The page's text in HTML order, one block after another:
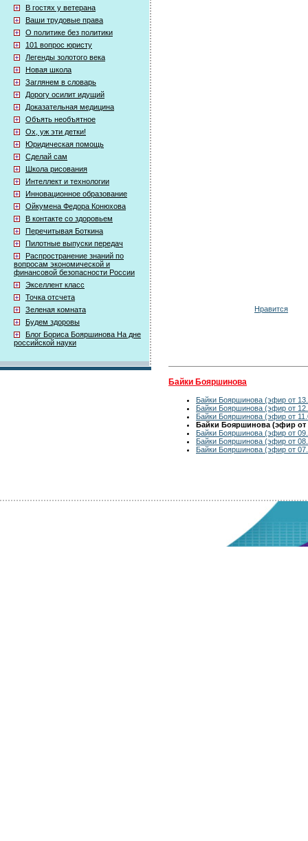
В гостях у ветерана
Ваши трудовые права
О политике без политики
101 вопрос юристу
Легенды золотого века
Новая школа
Заглянем в словарь
Дорогу осилит идущий
Доказательная медицина
Объять необъятное
Ох, уж эти детки!
Юридическая помощь
Сделай сам
Школа рисования
Интеллект и технологии
Инновационное образование
Ойкумена Федора Конюхова
В контакте со здоровьем
Перечитывая Боткина
Пилотные выпуски передач
Распространение знаний по
вопросам экономической и
финансовой безопасности России
Экселлент класс
Точка отсчета
Зеленая комната
Будем здоровы
Блог Бориса Бояршинова На дне
российской науки
Нравится
Байки Бояршинова
Байки Бояршинова (эфир от
Байки Бояршинова (эфир от
Байки Бояршинова (эфир от
Байки Бояршинова (эфир от
Байки Бояршинова (эфир от
Байки Бояршинова (эфир от
Байки Бояршинова (эфир от